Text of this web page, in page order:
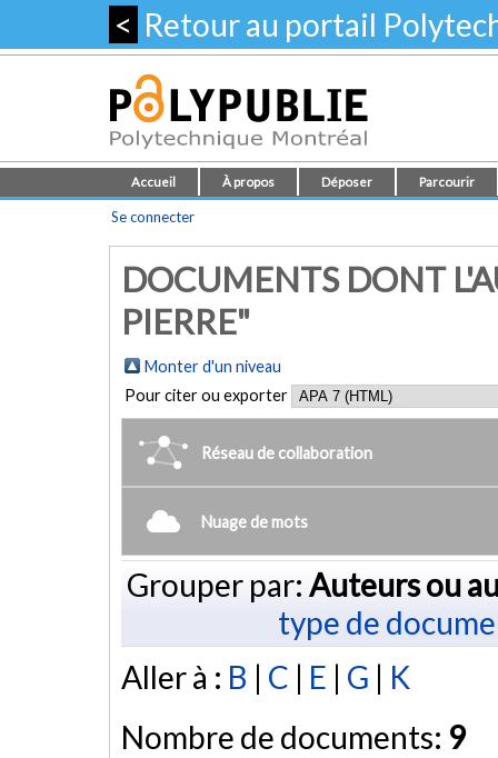
< Retour au portail
Accueil À propos Déposer Parcourir
Se connecter
DOCUMENTS DONT
PIERRE"
Monter d'un niveau
Pour citer ou exporter
Réseau de collaboration
Nuage de mots
Grouper par: Auteurs ou
type de
Aller à : B | C | E | G | K
Nombre de documents: 9